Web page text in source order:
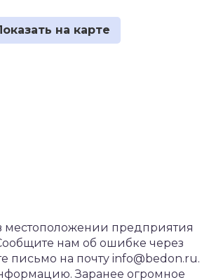
предприятия
нам об ошибке через
письмо на почту info@bedon.ru.
Заранее огромное